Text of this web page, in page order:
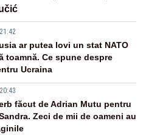
ar putea lovi un stat NATO
toamnă. Ce spune despre
Ucraina
făcut de Adrian Mutu pentru
Zeci de mii de oameni au